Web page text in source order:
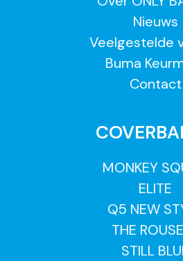
Nieuws
Veelgestelde
Buma
Contact
MONKEY
ELITE
Q5 NEW
THE
STILL